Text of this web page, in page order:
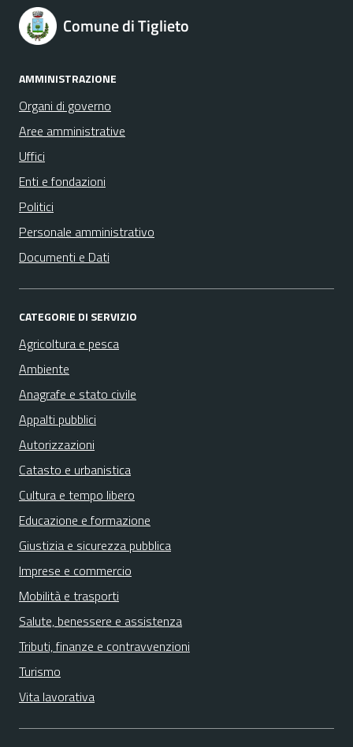
Comune di Tiglieto
AMMINISTRAZIONE
Organi di governo
Aree amministrative
Uffici
Enti e fondazioni
Politici
Personale amministrativo
Documenti e Dati
CATEGORIE DI SERVIZIO
Agricoltura e pesca
Ambiente
Anagrafe e stato civile
Appalti pubblici
Autorizzazioni
Catasto e urbanistica
Cultura e tempo libero
Educazione e formazione
Giustizia e sicurezza pubblica
Imprese e commercio
Mobilità e trasporti
Salute, benessere e assistenza
Tributi, finanze e contravvenzioni
Turismo
Vita lavorativa